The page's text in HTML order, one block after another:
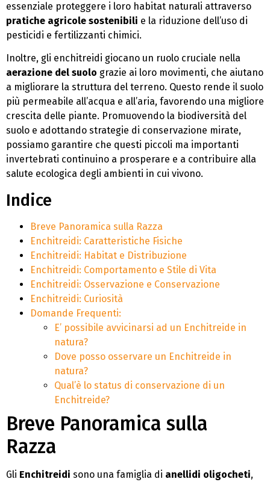
essenziale proteggere i loro habitat naturali attraverso
pratiche agricole sostenibili e la riduzione dell’uso di
pesticidi e fertilizzanti chimici.
Inoltre, gli enchitreidi giocano un ruolo cruciale nella
aerazione del suolo grazie ai loro movimenti, che aiutano
a migliorare la struttura del terreno. Questo rende il suolo
più permeabile all’acqua e all’aria, favorendo una migliore
crescita delle piante. Promuovendo la biodiversità del
suolo e adottando strategie di conservazione mirate,
possiamo garantire che questi piccoli ma importanti
invertebrati continuino a prosperare e a contribuire alla
salute ecologica degli ambienti in cui vivono.
Indice
Breve Panoramica sulla Razza
Enchitreidi: Caratteristiche Fisiche
Enchitreidi: Habitat e Distribuzione
Enchitreidi: Comportamento e Stile di Vita
Enchitreidi: Osservazione e Conservazione
Enchitreidi: Curiosità
Domande Frequenti:
E’ possibile avvicinarsi ad un Enchitreide in
natura?
Dove posso osservare un Enchitreide in
natura?
Qual’è lo status di conservazione di un
Enchitreide?
Breve Panoramica sulla
Razza
Gli Enchitreidi sono una famiglia di anellidi oligocheti,